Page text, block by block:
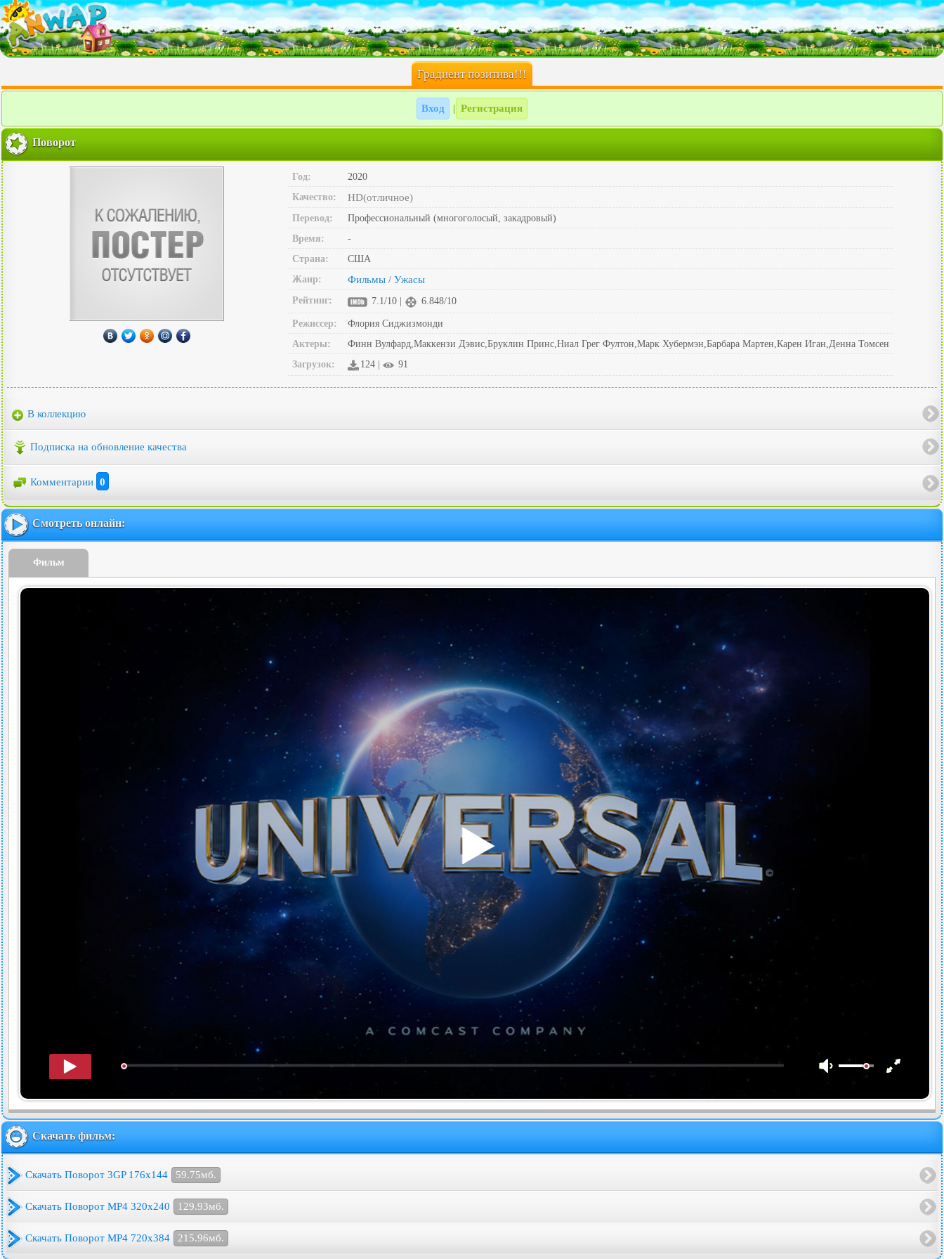
Градиент позитива!!!
Вход Регистрация
Поворот
Год:
2020
Качество:
HD(отличное)
Перевод:
Профессиональный (многоголосый, закадровый)
Время:
-
Страна:
США
Жанр:
Фильмы / Ужасы
Рейтинг: 7.1/10 | 6.848/10
Режиссер:
Флория Сиджизмонди
Актеры:
Финн Вулфард,Маккензи Дэвис,Бруклин Принс,Ниал Грег Фултон,Марк Хубермэн,Барбара Мартен,Карен Иган,Денна Томсен
Загрузок:
124 | 91
В коллекцию
Подписка на обновление качества
Комментарии 0
Смотреть онлайн:
Фильм
Скачать фильм:
Скачать Поворот 3GP 176x144 59.75мб.
Скачать Поворот MP4 320x240 129.93мб.
Скачать Поворот MP4 720x384 215.96мб.